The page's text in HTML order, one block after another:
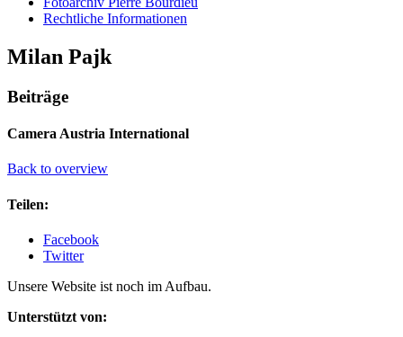
Rechtliche Informationen
Milan Pajk
Beiträge
Camera Austria International
Back to overview
Teilen:
Facebook
Twitter
Unsere Website ist noch im Aufbau.
Unterstützt von: